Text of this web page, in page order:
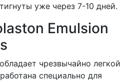
уже через 7-10 дней.
Emulsion
чрезвычайно легкой
специально для